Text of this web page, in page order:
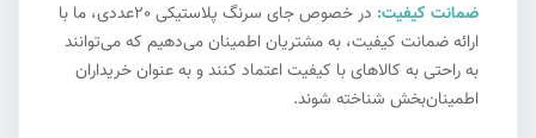
ضمانت کیفیت:
در خصوص جای سرنگ پلاستیکی 20عددی، ما با
ارائه ضمانت کیفیت، به مشتریان اطمینان می‌دهیم که می‌توانند
به راحتی به کالاهای با کیفیت اعتماد کنند و به عنوان خریداران
اطمینان‌بخش شناخته شوند.